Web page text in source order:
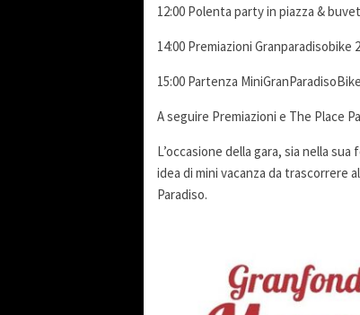
12:00 Polenta party in piazza &
14:00 Premiazioni Granparadisobike
15:00 Partenza
A seguire Premiazioni e The Place
L’occasione della gara, sia nella
idea di mini vacanza da trascorrere
Paradiso.